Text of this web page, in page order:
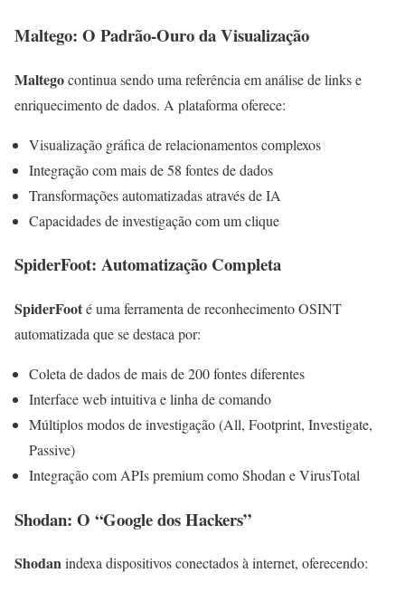
Maltego: O Padrão-Ouro da Visualização
Maltegocontinua sendo uma referência em análise de links e
enriquecimento de dados. A plataforma oferece:
Visualização gráfica de relacionamentos complexos
Integração com mais de 58 fontes de dados
Transformações automatizadas através de IA
Capacidades de investigação com um clique
SpiderFoot: Automatização Completa
SpiderFooté uma ferramenta de reconhecimento OSINT
automatizada que se destaca por:
Coleta de dados de mais de 200 fontes diferentes
Interface web intuitiva e linha de comando
Múltiplos modos de investigação (All, Footprint, Investigate,
Passive)
Integração com APIs premium como Shodan e VirusTotal
Shodan: O “Google dos Hackers”
Shodanindexa dispositivos conectados à internet, oferecendo: